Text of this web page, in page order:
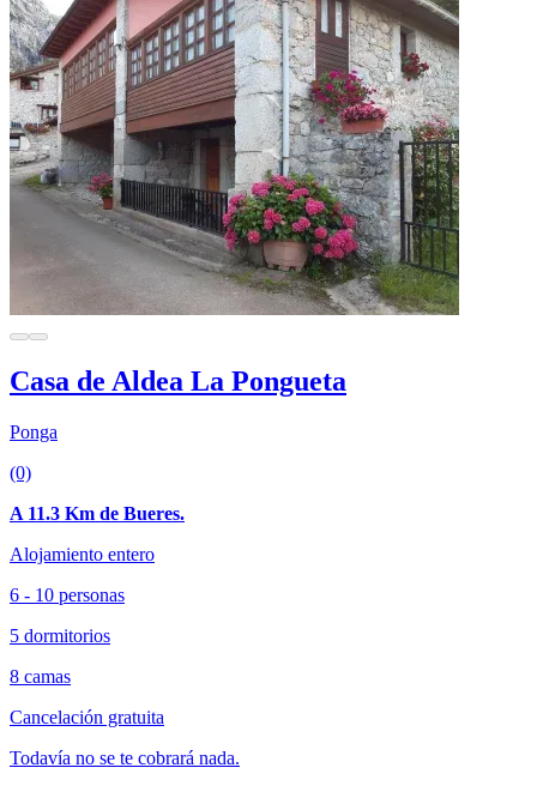
Casa de Aldea La Pongueta
Ponga
(0)
A 11.3 Km de Bueres.
Alojamiento entero
6 - 10 personas
5 dormitorios
8 camas
Cancelación gratuita
Todavía no se te cobrará nada.